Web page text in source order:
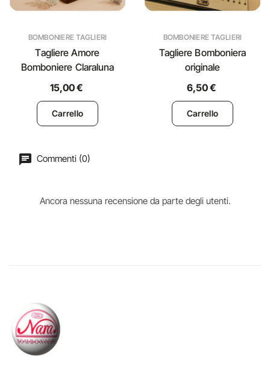
BOMBONIERE TAGLIERI
Tagliere Amore
Bomboniere Claraluna
15,00 €
Carrello
BOMBONIERE TAGLIERI
Tagliere Bomboniera
originale
6,50 €
Carrello
Commenti (0)
Ancora nessuna recensione da parte degli utenti.